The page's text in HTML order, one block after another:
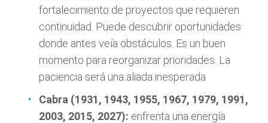
fortalecimiento de proyectos que requieren
continuidad. Puede descubrir oportunidades
donde antes veía obstáculos. Es un buen
momento para reorganizar prioridades. La
paciencia será una aliada inesperada
Cabra (1931, 1943, 1955, 1967, 1979, 1991,
2003, 2015, 2027): enfrenta una energía